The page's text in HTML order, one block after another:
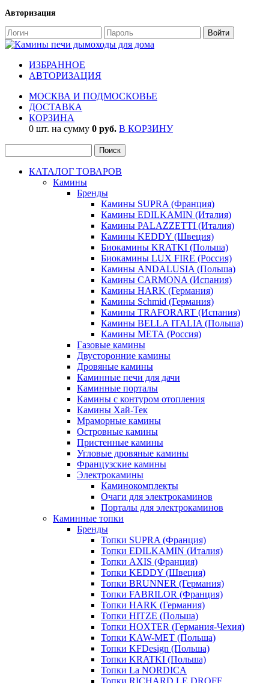
Авторизация
ИЗБРАННОЕ
АВТОРИЗАЦИЯ
МОСКВА И ПОДМОСКОВЬЕ
ДОСТАВКА
КОРЗИНА
0 шт. на сумму 0 руб. В КОРЗИНУ
КАТАЛОГ ТОВАРОВ
Камины
Бренды
Камины SUPRA (Франция)
Камины EDILKAMIN (Италия)
Камины PALAZZETTI (Италия)
Камины KEDDY (Швеция)
Биокамины KRATKI (Польша)
Биокамины LUX FIRE (Россия)
Камины ANDALUSIA (Польша)
Камины CARMONA (Испания)
Камины HARK (Германия)
Камины Schmid (Германия)
Камины TRAFORART (Испания)
Камины BELLA ITALIA (Польша)
Камины МЕТА (Россия)
Газовые камины
Двусторонние камины
Дровяные камины
Каминные печи для дачи
Каминные порталы
Камины с контуром отопления
Камины Хай-Тек
Мраморные камины
Островные камины
Пристенные камины
Угловые дровяные камины
Французские камины
Электрокамины
Каминокомплекты
Очаги для электрокаминов
Порталы для электрокаминов
Каминные топки
Бренды
Топки SUPRA (Франция)
Топки EDILKAMIN (Италия)
Топки AXIS (Франция)
Топки KEDDY (Швеция)
Топки BRUNNER (Германия)
Топки FABRILOR (Франция)
Топки HARK (Германия)
Топки HITZE (Польша)
Топки HOXTER (Германия-Чехия)
Топки KAW-MET (Польша)
Топки KFDesign (Польша)
Топки KRATKI (Польша)
Топки La NORDICA
Топки RICHARD LE DROFF